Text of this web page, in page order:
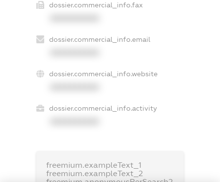
dossier.commercial_info.fax
dossier.commercial_info.email
dossier.commercial_info.website
dossier.commercial_info.activity
freemium.exampleText_1
freemium.exampleText_2